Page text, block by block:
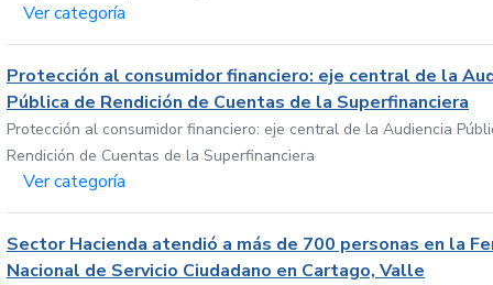
Ver categoría
Protección al consumidor financiero: eje central de la
Pública de Rendición de Cuentas de la Superfinanciera
Protección al consumidor financiero: eje central de la Audiencia
Rendición de Cuentas de la Superfinanciera
Ver categoría
Sector Hacienda atendió a más de 700 personas en la
Nacional de Servicio Ciudadano en Cartago, Valle